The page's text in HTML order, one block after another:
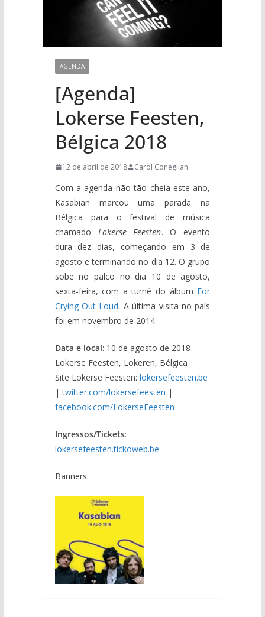
AGENDA
[Agenda]
Lokerse Feesten,
Bélgica 2018
12 de abril de 2018 Carol Coneglian
Com a agenda não tão cheia este ano,
Kasabian marcou uma parada na
Bélgica para o festival de música
chamado Lokerse Feesten. O evento
dura dez dias, começando em 3 de
agosto e terminando no dia 12. O grupo
sobe no palco no dia 10 de agosto,
sexta-feira, com a turnê do álbum For
Crying Out Loud. A última visita no país
foi em novembro de 2014.
Data e local: 10 de agosto de 2018 –
Lokerse Feesten, Lokeren, Bélgica
Site Lokerse Feesten: lokersefeesten.be
|twitter.com/lokersefeesten |
facebook.com/LokerseFeesten
Ingressos/Tickets:
lokersefeesten.tickoweb.be
Banners: